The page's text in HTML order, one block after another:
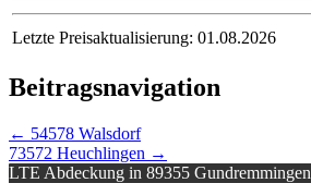
Letzte Preisaktualisierung: 01.08.2026
Beitragsnavigation
← 54578 Walsdorf
73572 Heuchlingen →
LTE Abdeckung in 89355 Gundremmingen